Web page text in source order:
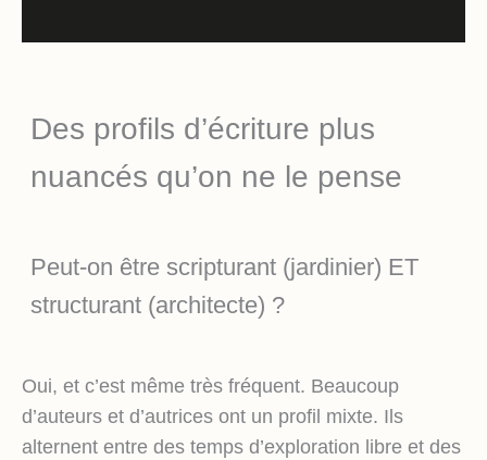
Des profils d’écriture plus
nuancés qu’on ne le pense
Peut-on être scripturant (jardinier) ET
structurant (architecte) ?
Oui, et c’est même très fréquent. Beaucoup
d’auteurs et d’autrices ont un profil mixte. Ils
alternent entre des temps d’exploration libre et des